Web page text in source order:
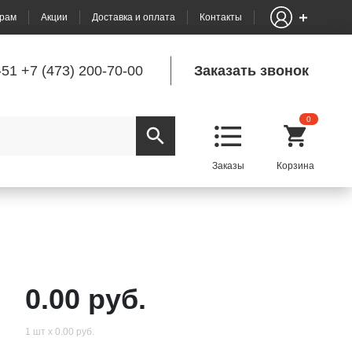
Акции Доставка и оплата Контакты
+7 (473) 200-70-00 Заказать звонок
0
0.00 руб.
1 шт х 0.00 руб.